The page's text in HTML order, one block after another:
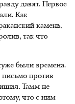
давят. Первое
Как
камень,
так что
были времена.
против
Тамм не
что с ним